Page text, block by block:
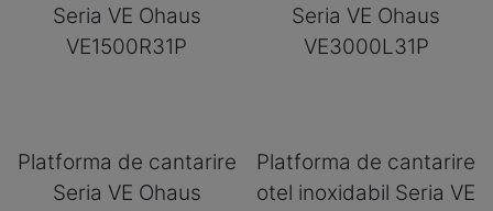
Seria VE Ohaus
VE1500R31P
Seria VE Ohaus
VE3000L31P
Platforma de cantarire
Seria VE Ohaus
Platforma de cantarire
otel inoxidabil Seria VE